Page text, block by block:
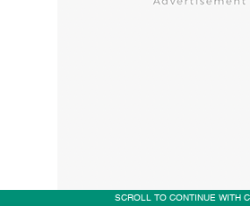
SCROLL TO CONTINUE WITH